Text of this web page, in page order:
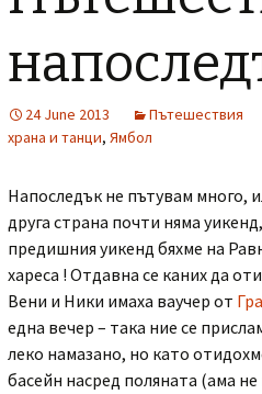
24 June 2013 Пътешествия
храна и танци, Ямбол
Напоследък не пътувам много,
друга страна почти няма
предишния уикенд бяхме на
хареса ! Отдавна се каних да
Вени и Ники имаха ваучер от
една вечер – така ние се
леко намазано, но като
басейн насред поляната (ама